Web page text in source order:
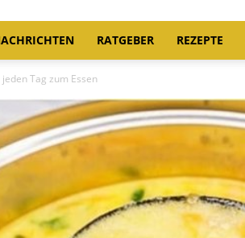
RATGEBER REZEPTE
Tag zum Essen